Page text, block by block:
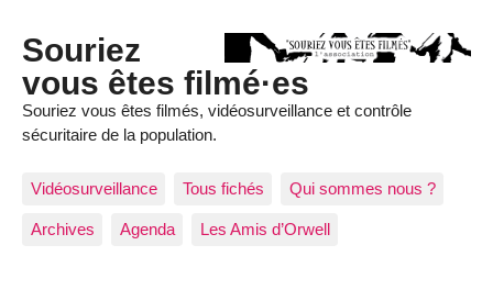
Souriez
vous êtes filmé·es
Souriez vous êtes filmés, vidéosurveillance et contrôle
sécuritaire de la population.
Vidéosurveillance Tous fichés Qui sommes nous ?
Archives Agenda Les Amis d’Orwell